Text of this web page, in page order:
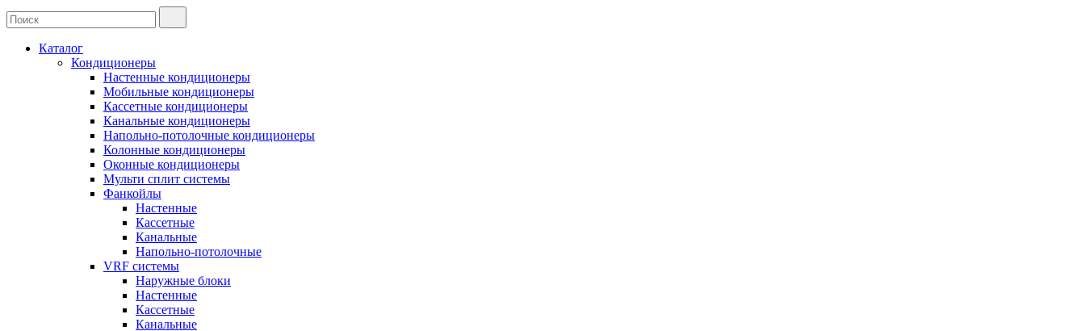
Каталог
Кондиционеры
Настенные кондиционеры
Мобильные кондиционеры
Кассетные кондиционеры
Канальные кондиционеры
Напольно-потолочные кондиционеры
Колонные кондиционеры
Оконные кондиционеры
Мульти сплит системы
Фанкойлы
Настенные
Кассетные
Канальные
Напольно-потолочные
VRF системы
Наружные блоки
Настенные
Кассетные
Канальные